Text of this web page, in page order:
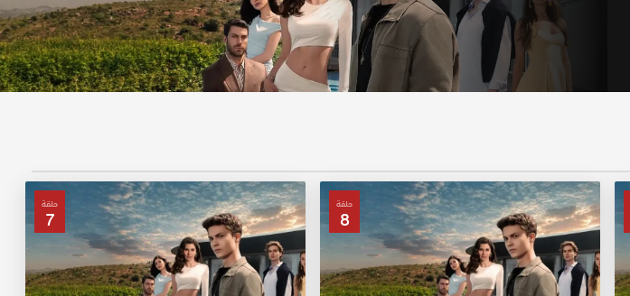
حلقة
8
حلقة
7